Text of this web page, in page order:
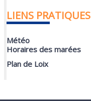
LIENS PRATIQUES
Météo
Horaires des marées
Plan de Loix